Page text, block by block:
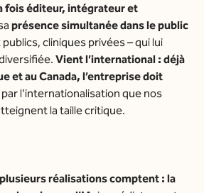
fois éditeur, intégrateur et
présence simultanée dans le public
cliniques privées – qui lui
Vient l’international : déjà
et au Canada, l’entreprise doit
par l’internationalisation que nos
la taille critique.
plusieurs réalisations comptent : la